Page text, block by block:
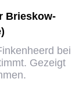
Brieskow-
bei
Gezeigt